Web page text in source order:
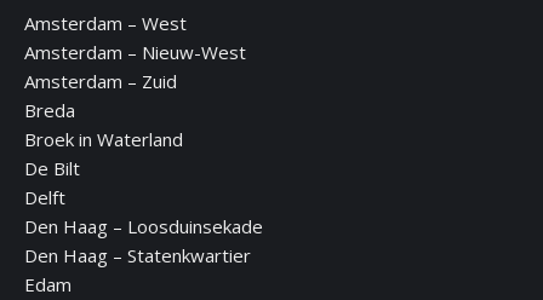
new
window
new
window
new
window
in
new
window
new
Amsterdam – West
Amsterdam – Nieuw-West
Amsterdam – Zuid
Breda
Broek in Waterland
De Bilt
Delft
Den Haag – Loosduinsekade
Den Haag – Statenkwartier
Edam